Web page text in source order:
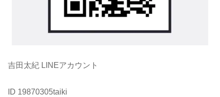
吉田太紀 LINEアカウント
ID 19870305taiki